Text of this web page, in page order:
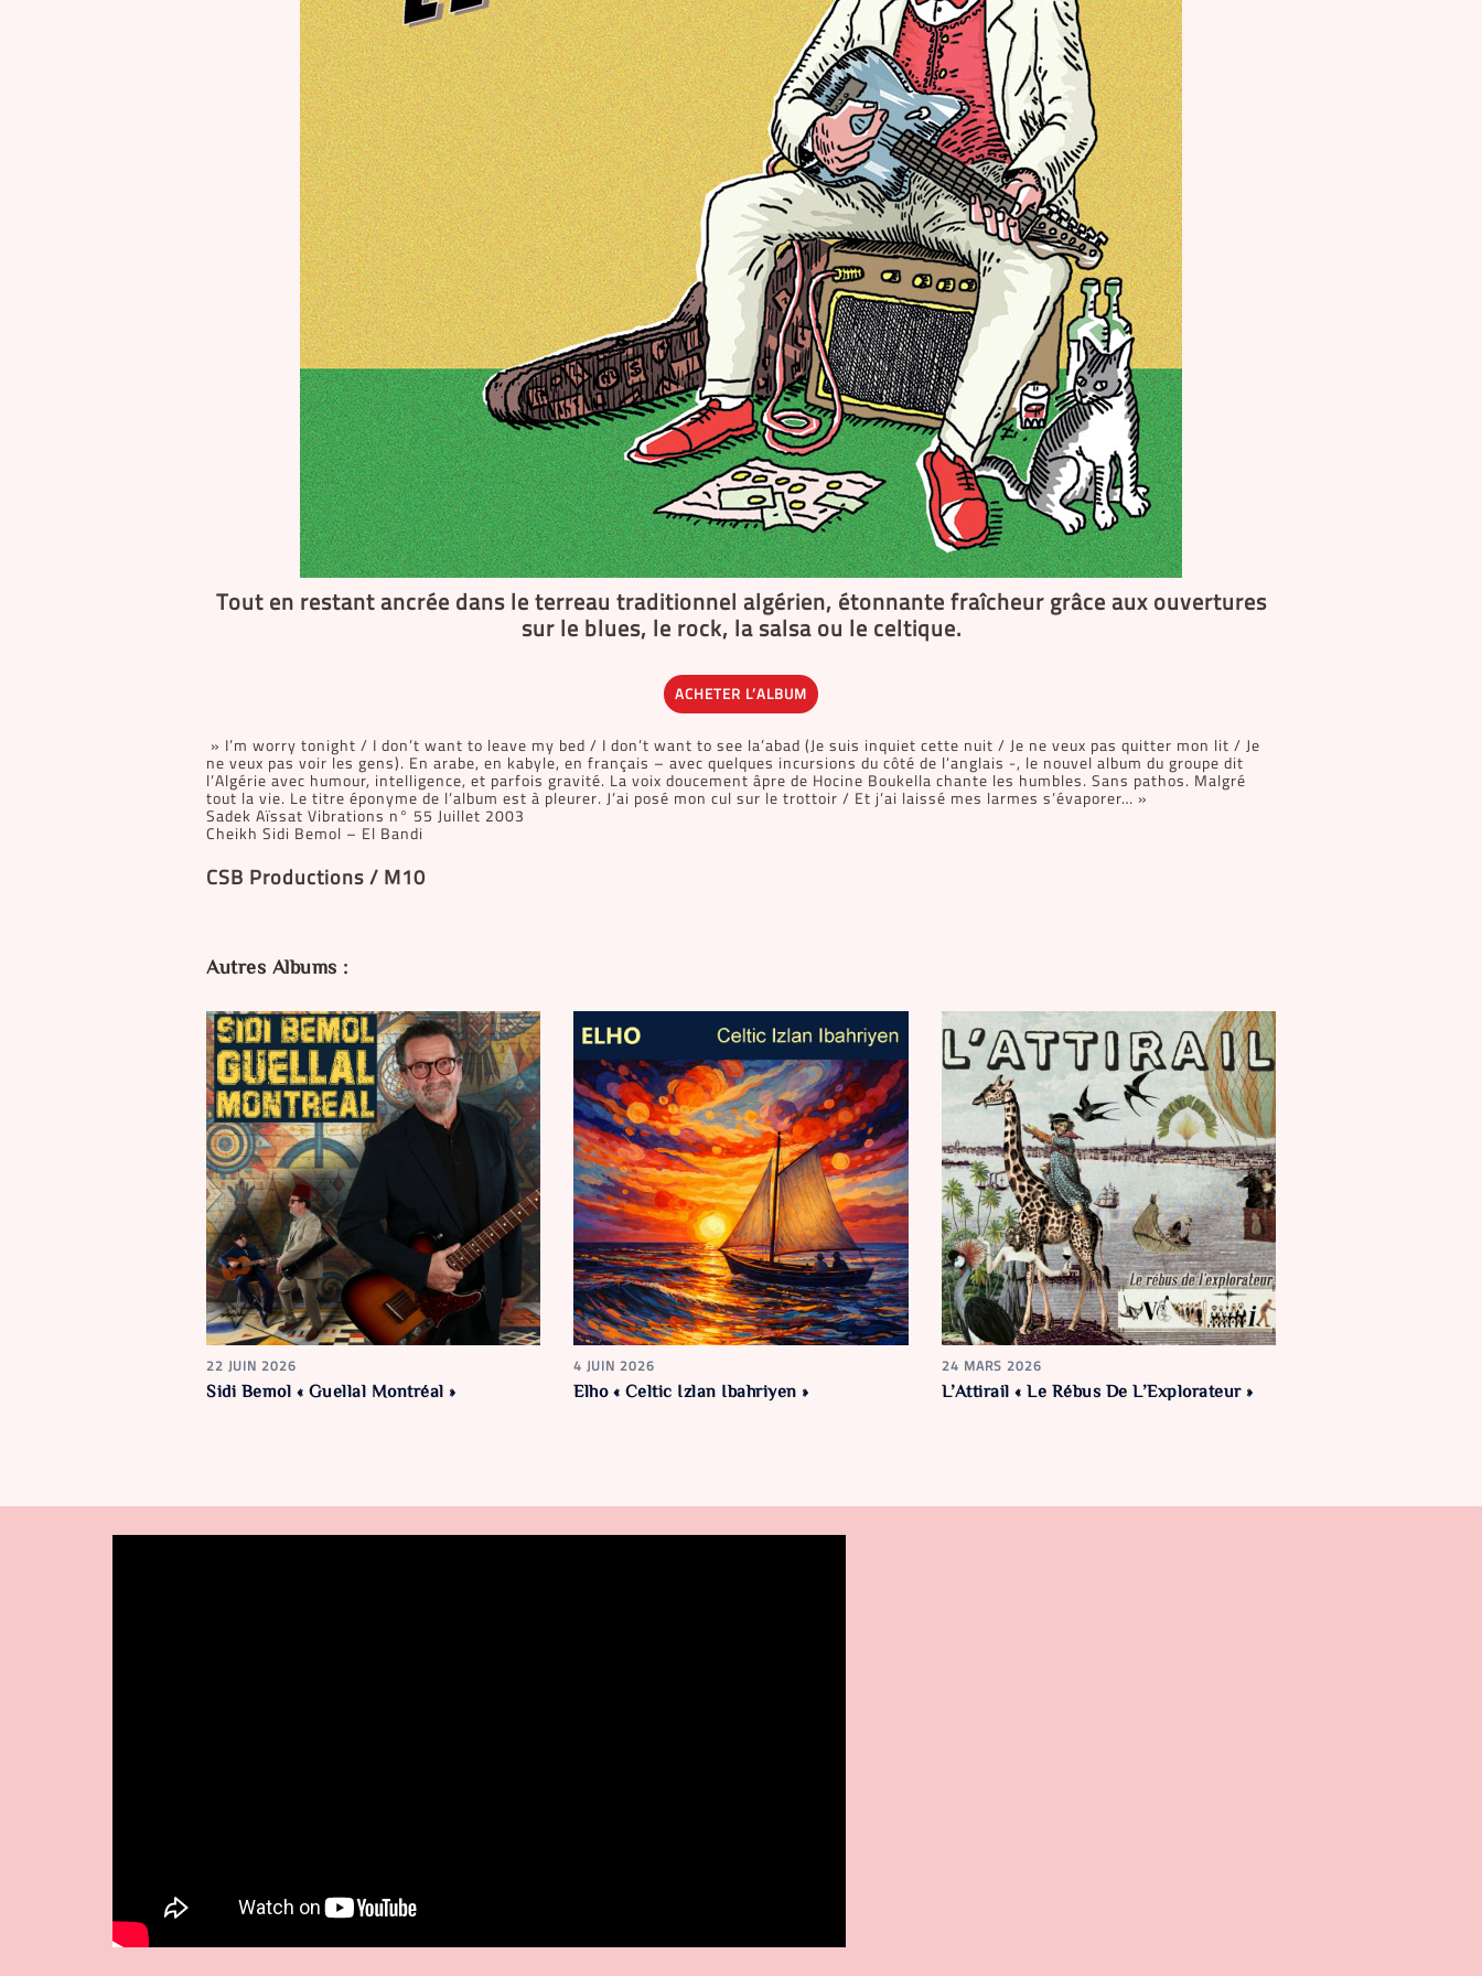
Tout en restant ancrée dans le terreau traditionnel algérien, étonnante fraîcheur grâce aux ouvertures
sur le blues, le rock, la salsa ou le celtique.
ACHETER L’ALBUM
» I’m worry tonight / I don’t want to leave my bed / I don’t want to see la’abad (Je suis inquiet cette nuit / Je ne veux pas quitter mon lit / Je
ne veux pas voir les gens). En arabe, en kabyle, en français – avec quelques incursions du côté de l’anglais -, le nouvel album du groupe dit
l’Algérie avec humour, intelligence, et parfois gravité. La voix doucement âpre de Hocine Boukella chante les humbles. Sans pathos. Malgré
tout la vie. Le titre éponyme de l’album est à pleurer. J’ai posé mon cul sur le trottoir / Et j’ai laissé mes larmes s’évaporer… »
Sadek Aïssat Vibrations n° 55 Juillet 2003
Cheikh Sidi Bemol – El Bandi
CSB Productions / M10
Autres Albums :
22 JUIN 2026
Sidi Bemol « Guellal Montréal »
4 JUIN 2026
Elho « Celtic Izlan Ibahriyen »
24 MARS 2026
L’Attirail « Le Rébus De L’Explorateur »